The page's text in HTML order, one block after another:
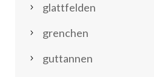
glattfelden
grenchen
guttannen